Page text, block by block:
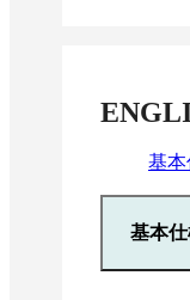
基本
基本